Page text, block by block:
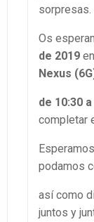
sorpresas.
Os
de 2019
Nexus
de 10:30
completar
podamos
así como
juntos y